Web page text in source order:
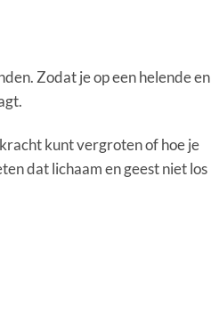
Zodat je op een helende en
kunt vergroten of hoe je
dat lichaam en geest niet los